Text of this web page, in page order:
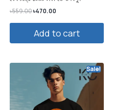
৳559.00৳470.00
Add to cart
Sale!